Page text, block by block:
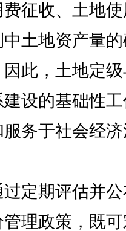
征收、土地
土地资产量
此，土地定
设的基础性
务于社会经
期评估并公
理政策，既